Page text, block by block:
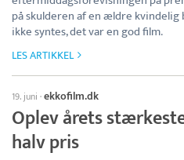
på skulderen af en ældre
ikke syntes, det var en god film.
LES ARTIKKEL
19. juni ·ekkofilm.dk
Oplev årets
halv pris